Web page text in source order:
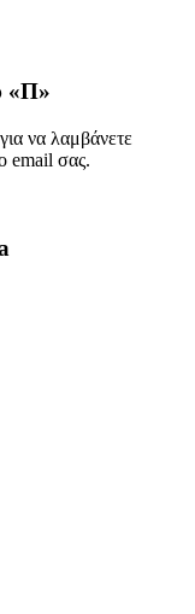
«Π»
να λαμβάνετε
email σας.